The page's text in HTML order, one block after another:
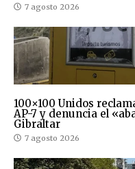
7 agosto 2026
100×100 Unidos
AP-7 y denuncia el
Gibraltar
7 agosto 2026